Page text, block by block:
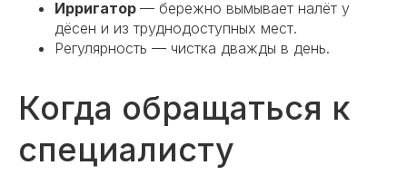
Ирригатор — бережно вымывает налёт у
дёсен и из труднодоступных мест.
Регулярность — чистка дважды в день.
Когда обращаться к
специалисту